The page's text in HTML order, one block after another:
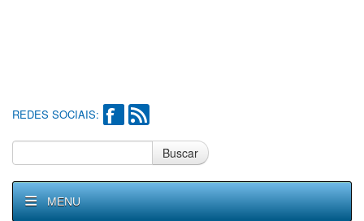
REDES SOCIAIS:
Buscar
MENU